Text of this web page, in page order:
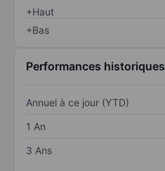
+Haut
+Bas
Performances historiques
Annuel à ce jour (YTD)
1 An
3 Ans